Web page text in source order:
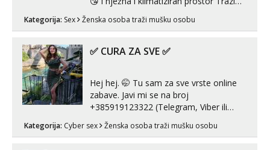
Pusenje i gutanje sperme Erotsko rublje
tijelu Iskljucivo neradim analni !!! I
Kategorija: Sex Ženska osoba traži mušku osobu
✅ CURA ZA SVE ✅
Hej hej. 🤭 Tu sam za sve vrste online
zabave. Javi mi se na broj
+385919123322 (Telegram, Viber ili
Whatsapp). 🤙 NE javljaj se na uzivo.
Hvala.
Kategorija: Cyber sex Ženska osoba traži mušku osobu